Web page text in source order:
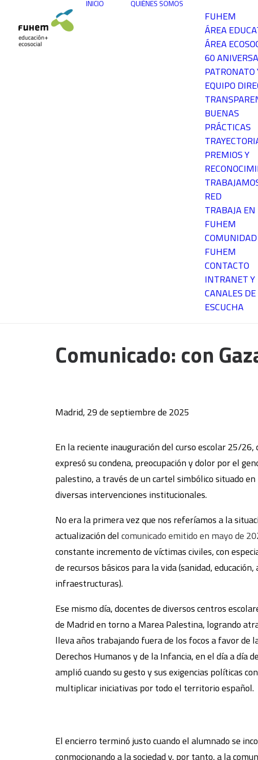
INICIO QUIÉNES SOMOS
FUHEM
ÁREA
ÁREA
60
PATRONATO
EQUIPO
BUENAS
PRÁCTICAS
PREMIOS Y
RED
TRABAJA EN
FUHEM
COMUNIDAD
FUHEM
CONTACTO
INTRANET Y
CANALES DE
ESCUCHA
Comunicado: con
Madrid, 29 de septiembre de 2025
En la reciente inauguración del curso escolar 25/
expresó su condena, preocupación y dolor por el
palestino, a través de un cartel simbólico situado
diversas intervenciones institucionales.
No era la primera vez que nos referíamos a la
actualización delcomunicado emitido en mayo de
constante incremento de víctimas civiles, con
de recursos básicos para la vida (sanidad,
infraestructuras).
Ese mismo día, docentes de diversos centros
de Madrid en torno a Marea Palestina, logrando
lleva años trabajando fuera de los focos a favor de
Derechos Humanos y de la Infancia, en el día a día
amplió cuando su gesto y sus exigencias políticas
multiplicar iniciativas por todo el territorio español.
El encierro terminó justo cuando el alumnado se
conmocionando a la sociedad y, por tanto, a la